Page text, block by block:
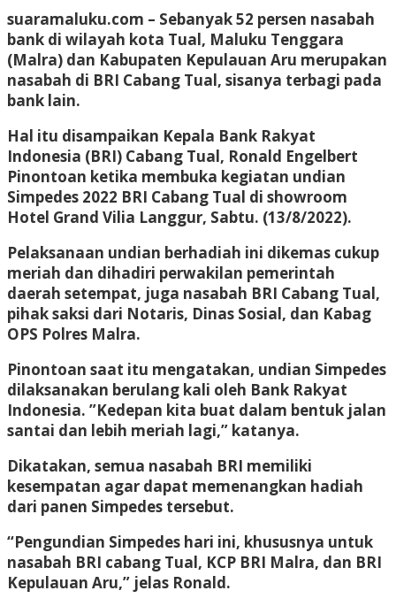
suaramaluku.com – Sebanyak 52 persen nasabah
bank di wilayah kota Tual, Maluku Tenggara
(Malra) dan Kabupaten Kepulauan Aru merupakan
nasabah di BRI Cabang Tual, sisanya terbagi pada
bank lain.
Hal itu disampaikan Kepala Bank Rakyat
Indonesia (BRI) Cabang Tual, Ronald Engelbert
Pinontoan ketika membuka kegiatan undian
Simpedes 2022 BRI Cabang Tual di showroom
Hotel Grand Vilia Langgur, Sabtu. (13/8/2022).
Pelaksanaan undian berhadiah ini dikemas cukup
meriah dan dihadiri perwakilan pemerintah
daerah setempat, juga nasabah BRI Cabang Tual,
pihak saksi dari Notaris, Dinas Sosial, dan Kabag
OPS Polres Malra.
Pinontoan saat itu mengatakan, undian Simpedes
dilaksanakan berulang kali oleh Bank Rakyat
Indonesia. ”Kedepan kita buat dalam bentuk jalan
santai dan lebih meriah lagi,” katanya.
Dikatakan, semua nasabah BRI memiliki
kesempatan agar dapat memenangkan hadiah
dari panen Simpedes tersebut.
“Pengundian Simpedes hari ini, khususnya untuk
nasabah BRI cabang Tual, KCP BRI Malra, dan BRI
Kepulauan Aru,” jelas Ronald.